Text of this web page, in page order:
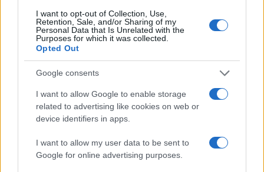
I want to opt-out of Collection, Use,
Retention, Sale, and/or Sharing of my
Personal Data that Is Unrelated with the
Purposes for which it was collected.
Opted Out
Google consents
I want to allow Google to enable storage
related to advertising like cookies on web or
device identifiers in apps.
I want to allow my user data to be sent to
Google for online advertising purposes.